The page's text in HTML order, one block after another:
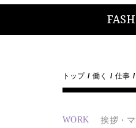
トップ 働く 仕事
WORK 挨拶・